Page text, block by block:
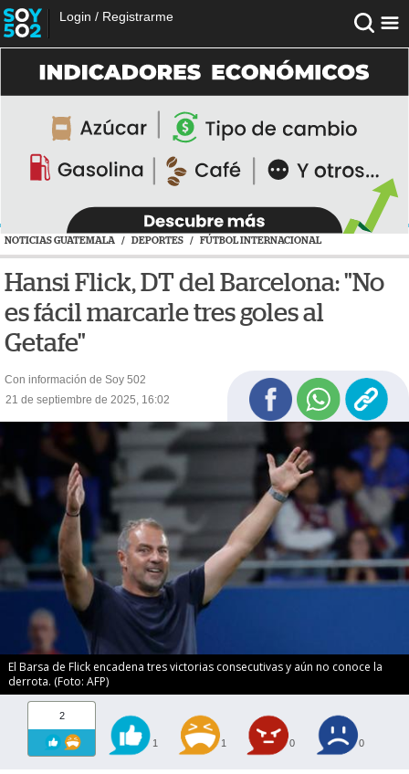
Login / Registrarme
NOTICIAS GUATEMALA / DEPORTES / FÚTBOL INTERNACIONAL
Hansi Flick, DT del Barcelona: "No
es fácil marcarle tres goles al
Getafe"
Con información de Soy 502
21 de septiembre de 2025, 16:02
El Barsa de Flick encadena tres victorias consecutivas y aún no conoce la
derrota. (Foto: AFP)
2
1 1 0 0